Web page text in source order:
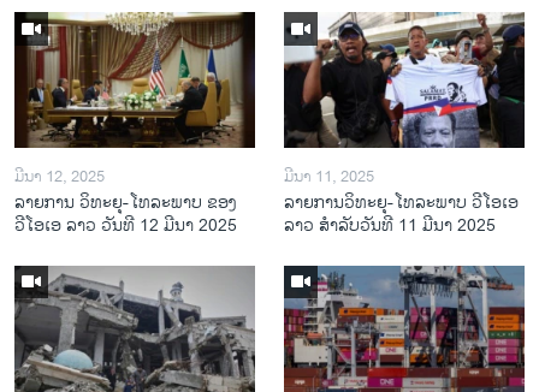
ມີນາ 12, 2025
ລາຍການ ວິທະຍຸ-ໂທລະພາບ ຂອງ
ວີໂອເອ ລາວ ວັນທີ 12 ມີນາ 2025
ມີນາ 11, 2025
ລາຍການວິ​ທະ​ຍຸ-ໂທ​ລະ​ພາບ ວີໂອເອ
ລາວ ສຳ​ລັບ​ວັນ​ທີ 11 ມີ​ນາ 2025